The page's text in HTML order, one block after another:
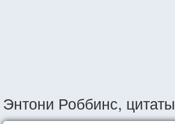
Энтони Роббинс, цитаты